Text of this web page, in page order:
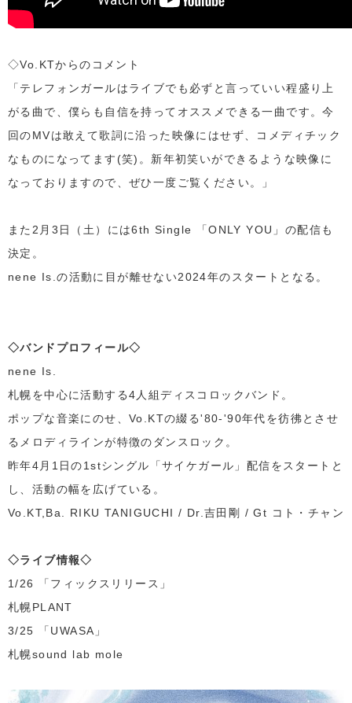
◇Vo.KTからのコメント
「テレフォンガールはライブでも必ずと言っていい程盛り上
がる曲で、僕らも自信を持ってオススメできる一曲です。今
回のMVは敢えて歌詞に沿った映像にはせず、コメディチック
なものになってます(笑)。新年初笑いができるような映像に
なっておりますので、ぜひ一度ご覧ください。」
また2月3日（土）には6th Single 「ONLY YOU」の配信も
決定。
nene Is.の活動に目が離せない2024年のスタートとなる。
◇バンドプロフィール◇
nene Is.
札幌を中心に活動する4人組ディスコロックバンド。
ポップな音楽にのせ、Vo.KTの綴る'80-'90年代を彷彿とさせ
るメロディラインが特徴のダンスロック。
昨年4月1日の1stシングル「サイケガール」配信をスタートと
し、活動の幅を広げている。
Vo.KT,Ba. RIKU TANIGUCHI / Dr.吉田剛 / Gt コト・チャン
◇ライブ情報◇
1/26 「フィックスリリース」
札幌PLANT
3/25 「UWASA」
札幌sound lab mole